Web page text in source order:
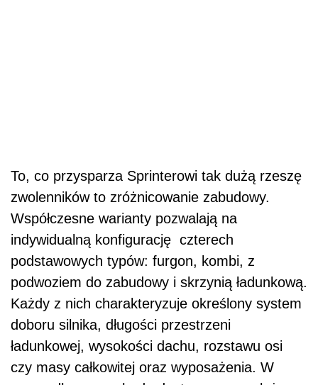
To, co przysparza Sprinterowi tak dużą rzeszę
zwolenników to zróżnicowanie zabudowy.
Współczesne warianty pozwalają na
indywidualną konfigurację czterech
podstawowych typów: furgon, kombi, z
podwoziem do zabudowy i skrzynią ładunkową.
Każdy z nich charakteryzuje określony system
doboru silnika, długości przestrzeni
ładunkowej, wysokości dachu, rozstawu osi
czy masy całkowitej oraz wyposażenia. W